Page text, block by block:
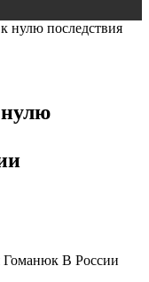
нулю последствия
В России